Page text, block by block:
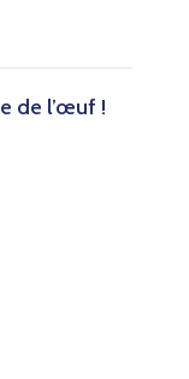
de l’œuf !